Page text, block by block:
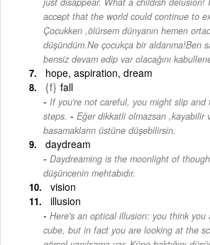
accept that the world could continue to
Çocukken ,ölürsem dünyanın hemen
düşündüm.Ne çocukça bir aldanma!Ben
bensiz devam edip var olacağını
hope, aspiration, dream
{f} fall
If you're not careful, you might slip and
steps. - Eğer dikkatli olmazsan ,kayabilir
basamakların üstüne düşebilirsin.
daydream
Daydreaming is the moonlight of
düşüncenin mehtabıdır.
vision
illusion
Here's an optical illusion: you think you
cube, but in fact you are looking at the